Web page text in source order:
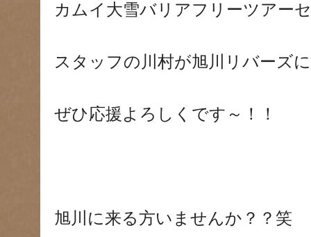
カムイ大雪バリアフリーツアー
スタッフの川村が旭川リバーズ
ぜひ応援よろしくです～！！
旭川に来る方いませんか？？笑